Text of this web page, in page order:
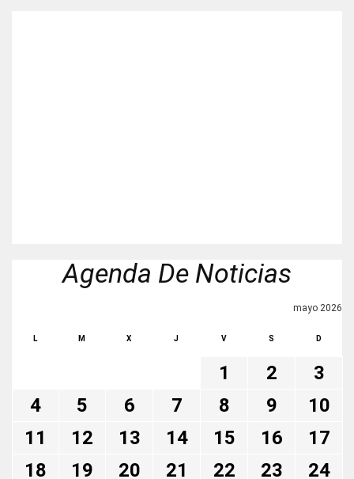
Agenda De Noticias
mayo 2026
L M X J V S D
1 2
3
4
5 6 7 8 9
10
11
12 13 14 15 16
17
18
19 20 21 22 23 24